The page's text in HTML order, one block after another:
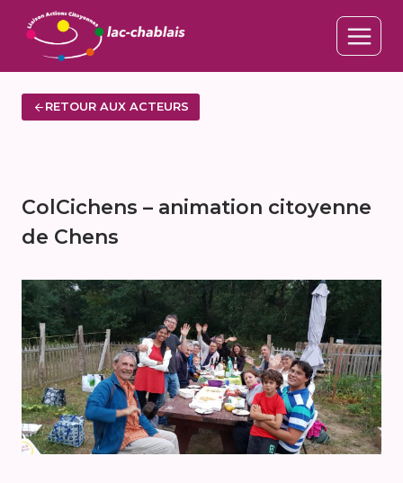
contenu
RETOUR AUX ACTEURS
ColCichens – animation citoyenne
de Chens